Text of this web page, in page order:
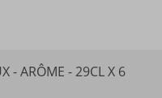
- ARÔME - 29CL X 6